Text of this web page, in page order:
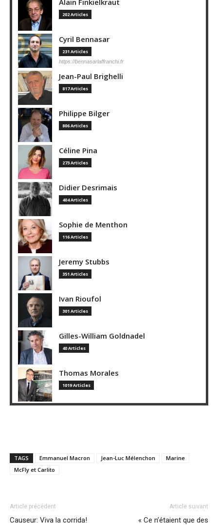
202 Articles
Cyril Bennasar
231 Articles
https://bennasarlaffranchi.fr
Jean-Paul Brighelli
817 Articles
Philippe Bilger
806 Articles
Céline Pina
273 Articles
Didier Desrimais
404 Articles
Sophie de Menthon
116 Articles
Jeremy Stubbs
351 Articles
Ivan Rioufol
301 Articles
Gilles-William Goldnadel
40 Articles
Thomas Morales
1019 Articles
TAGS Emmanuel Macron Jean-Luc Mélenchon
Marine
McFly et Carlito
Article précédent
Causeur: Viva la corrida!
Article suivant
« Ce n’étaient que des